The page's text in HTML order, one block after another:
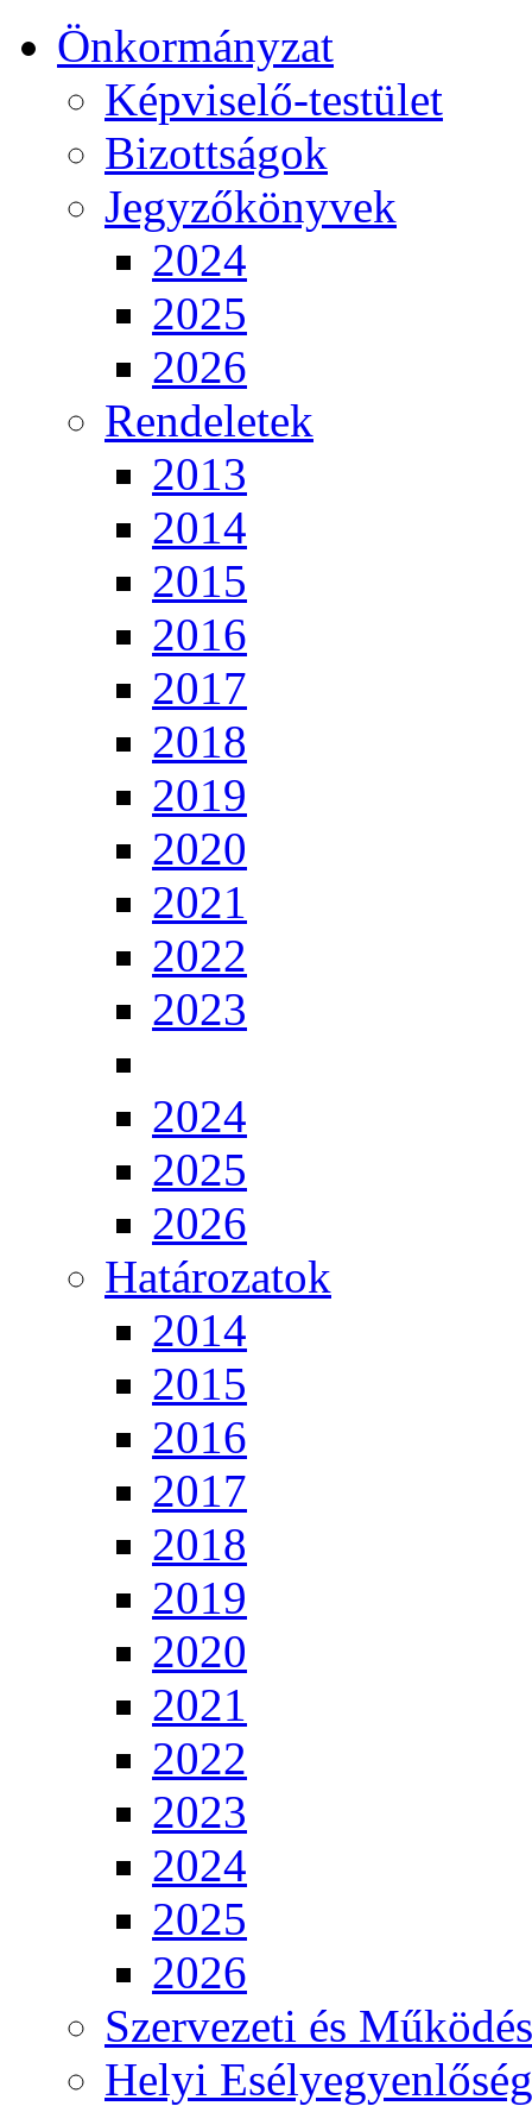
Önkormányzat
Képviselő-testület
Bizottságok
Jegyzőkönyvek
2024
2025
2026
Rendeletek
2013
2014
2015
2016
2017
2018
2019
2020
2021
2022
2023
2024
2025
2026
Határozatok
2014
2015
2016
2017
2018
2019
2020
2021
2022
2023
2024
2025
2026
Szervezeti és
Helyi